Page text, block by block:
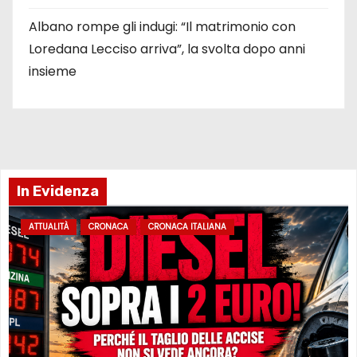
Albano rompe gli indugi: “Il matrimonio con
Loredana Lecciso arriva”, la svolta dopo anni
insieme
In Evidenza
ATTUALITÀ CRONACA CRONACA ITALIANA